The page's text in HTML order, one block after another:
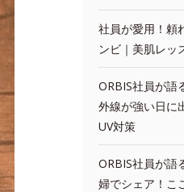
社員が愛用！頼
ンビ｜美肌レッ
ORBIS社員が語
外線が強い日に
UV対策
ORBIS社員が語
婦でシェア！こ